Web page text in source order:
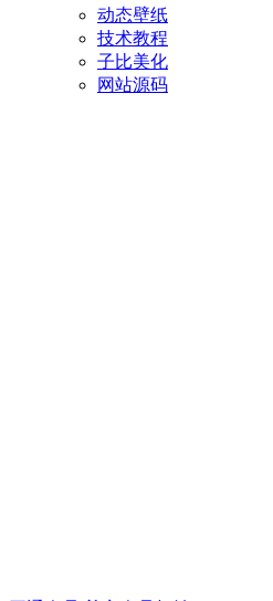
动态壁纸
技术教程
子比美化
网站源码